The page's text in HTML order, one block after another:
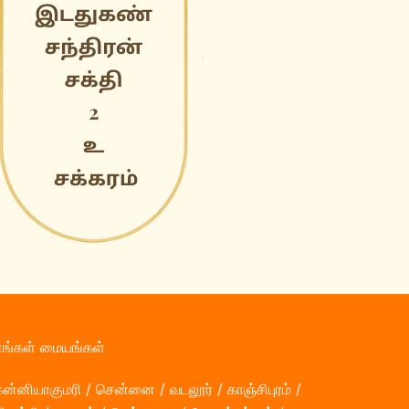
மையங்கள்
/ சென்னை / வடலூர் / காஞ்சிபுரம் /